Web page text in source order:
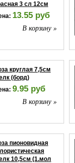
3 сл 12см
13.55 руб
В корзину »
круглая 7,5см
(борд)
9.95 руб
В корзину »
пионовидная
10,5см (1.мол